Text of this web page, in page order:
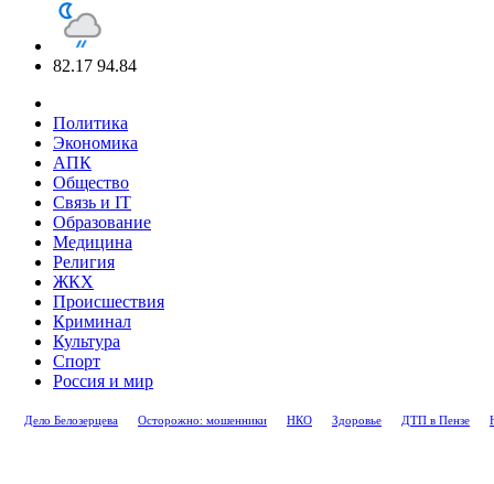
82.17 94.84
Политика
Экономика
АПК
Общество
Связь и IT
Образование
Медицина
Религия
ЖКХ
Происшествия
Криминал
Культура
Спорт
Россия и мир
Дело Белозерцева Осторожно: мошенники НКО Здоровье ДТП в Пензе